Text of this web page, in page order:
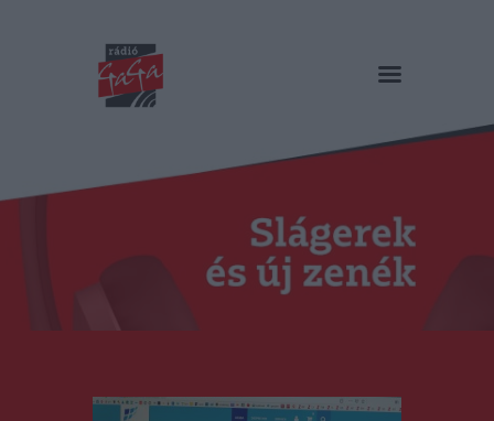
RÁDIÓ GAGA
Műsorok
Duma Duba
Podcast és videók
Stáb
Kapcsolat